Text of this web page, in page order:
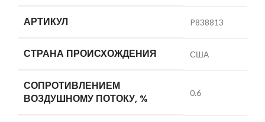
АРТИКУЛ P838813
СТРАНА ПРОИСХОЖДЕНИЯ США
СОПРОТИВЛЕНИЕМ
ВОЗДУШНОМУ ПОТОКУ, %
0.6